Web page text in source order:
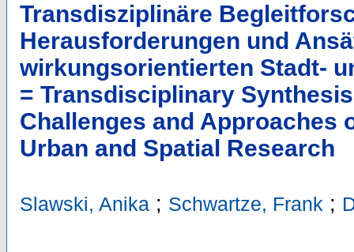
Transdisziplinäre
Herausforderungen und
wirkungsorientierten Stadt-
= Transdisciplinary
Challenges and Approaches
Urban and Spatial Research
Slawski, Anika ; Schwartze, Frank ;